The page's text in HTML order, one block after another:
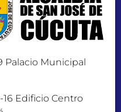
Palacio Municipal
16 Edificio Centro